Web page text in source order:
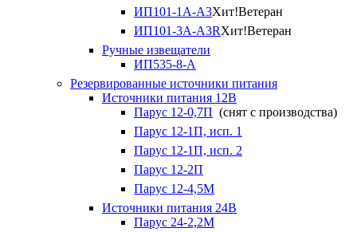
ИП101-1А-А3Хит!Ветеран
ИП101-3А-А3RХит!Ветеран
Ручные извещатели
ИП535-8-А
Резервированные источники питания
Источники питания 12В
Парус 12-0,7П (снят с производства)
Парус 12-1П, исп. 1
Парус 12-1П, исп. 2
Парус 12-2П
Парус 12-4,5М
Источники питания 24В
Парус 24-2,2М